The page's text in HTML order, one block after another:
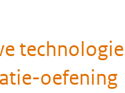
oefening